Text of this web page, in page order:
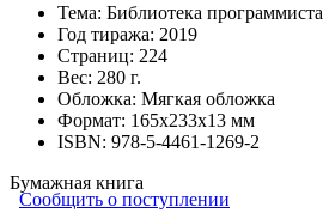
Тема: Библиотека программиста
Год тиража: 2019
Страниц: 224
Вес: 280 г.
Обложка: Мягкая обложка
Формат: 165х233х13 мм
ISBN: 978-5-4461-1269-2
Бумажная книга
Сообщить о поступлении